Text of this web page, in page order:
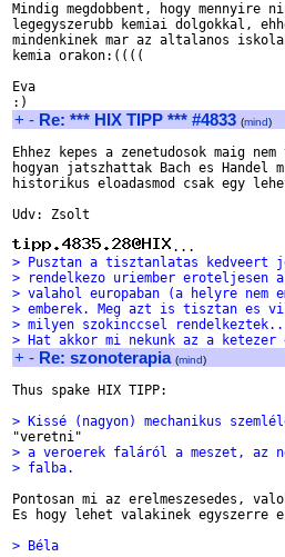
Mindig megdobbent, hogy mennyire
legegyszerubb kemiai dolgokkal,
mindenkinek mar az altalanos
kemia orakon:((((
Eva
+ - Re: *** HIX TIPP *** #4833 (mind)
Ehhez kepes a zenetudosok maig
hogyan jatszhattak Bach es
historikus eloadasmod csak egy
Udv: Zsolt
> Pusztan a tisztanlatas kedveert
> rendelkezo uriember
> valahol europaban (a helyre nem
> emberek. Meg azt is tisztan es
> milyen szokinccsel
> Hat akkor mi nekunk az a
+ - Re: szonoterapia (mind)
Thus spake HIX TIPP:
> Kissé (nagyon) mechanikus
> a veroerek faláról a meszet, az
> falba.
Pontosan mi az erelmeszesedes,
Es hogy lehet valakinek egyszerre
> Béla